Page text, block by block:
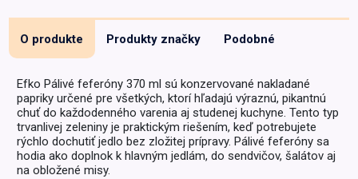
Domácnosť a kancelária
Lekáreň
O produkte Produkty značky Podobné
Efko Pálivé feferóny 370 ml sú konzervované nakladané
papriky určené pre všetkých, ktorí hľadajú výraznú, pikantnú
chuť do každodenného varenia aj studenej kuchyne. Tento typ
trvanlivej zeleniny je praktickým riešením, keď potrebujete
rýchlo dochutiť jedlo bez zložitej prípravy. Pálivé feferóny sa
hodia ako doplnok k hlavným jedlám, do sendvičov, šalátov aj
na obložené misy.